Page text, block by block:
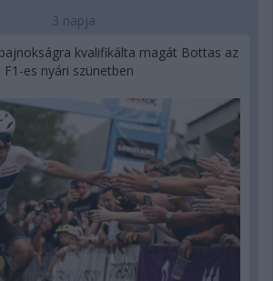
3 napja
kvalifikálta magát Bottas az
F1-es nyári szünetben